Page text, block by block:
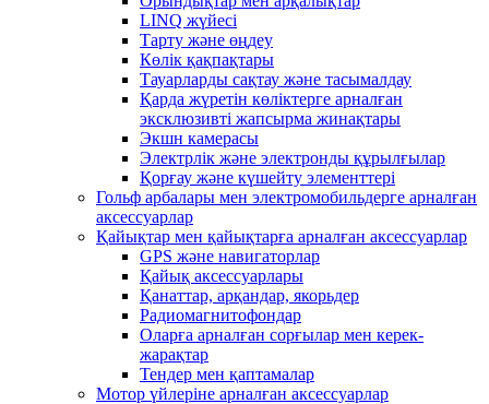
LINQ жүйесі
Тарту және өңдеу
Көлік қақпақтары
Тауарларды сақтау және тасымалдау
Қарда жүретін көліктерге арналған
эксклюзивті жапсырма жинақтары
Экшн камерасы
Электрлік және электронды құрылғылар
Қорғау және күшейту элементтері
Гольф арбалары мен электромобильдерге арналған
аксессуарлар
Қайықтар мен қайықтарға арналған аксессуарлар
GPS және навигаторлар
Қайық аксессуарлары
Қанаттар, арқандар, якорьдер
Радиомагнитофондар
Оларға арналған сорғылар мен керек-
жарақтар
Тендер мен қаптамалар
Мотор үйлеріне арналған аксессуарлар